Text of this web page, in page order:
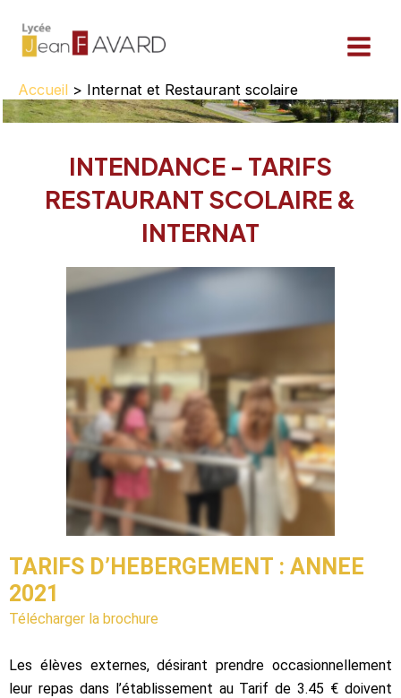
contenu
Accueil
Internat et Restaurant scolaire
INTENDANCE - TARIFS
RESTAURANT SCOLAIRE &
INTERNAT
TARIFS D’HEBERGEMENT : ANNEE
2021
Télécharger la brochure
Les élèves externes, désirant prendre occasionnellement
leur repas dans l’établissement au Tarif de 3.45 € doivent